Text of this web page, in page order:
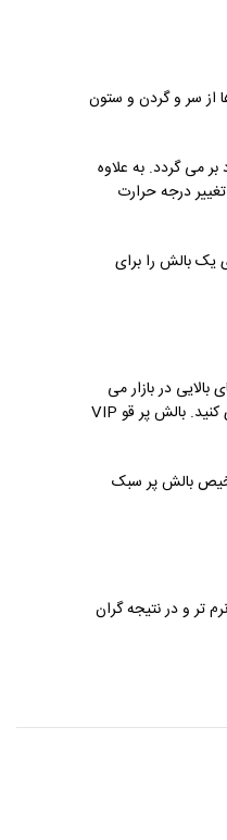
از سر و گردن و ستون
می گردد. به علاوه
درجه حرارت
یک بالش را برای
در بازار می
فروشند یا حتی بد تر از آن، پر را با الیاف مصنوعی ترکیب می کنند که به مرور زمان باعث ایجاد آلرژی در مصرف کننده می شود. بنابراین بهتر است بالش پر قو اصل را از فروشگاه های معتبر خریداری کنید. بالش پر قو VIP
بالش پر سبک
تر و در نتیجه گران